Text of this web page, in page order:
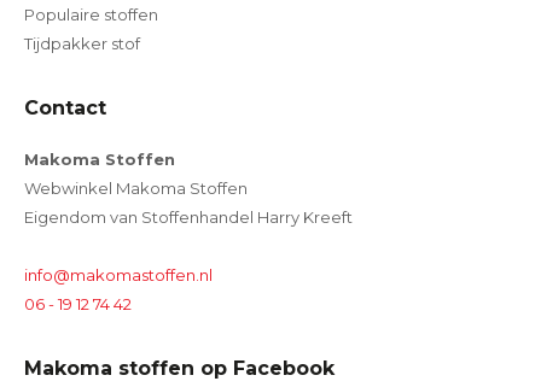
Populaire stoffen
Tijdpakker stof
Contact
Makoma Stoffen
Webwinkel Makoma Stoffen
Eigendom van Stoffenhandel Harry Kreeft
info@makomastoffen.nl
06 - 19 12 74 42
Makoma stoffen op Facebook